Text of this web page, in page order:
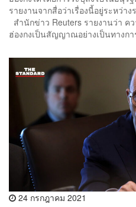
รายงานจากสื่อว่าเรื่องนี้อยู่ระหว่า
สำนักข่าว Reuters รายงานว่า ค
ฮ่องกงเป็นสัญญาณอย่างเป็นทางก
24 กรกฎาคม 2021